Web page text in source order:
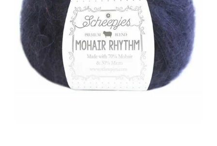
Fournituren
Patronen
Breien & Haken